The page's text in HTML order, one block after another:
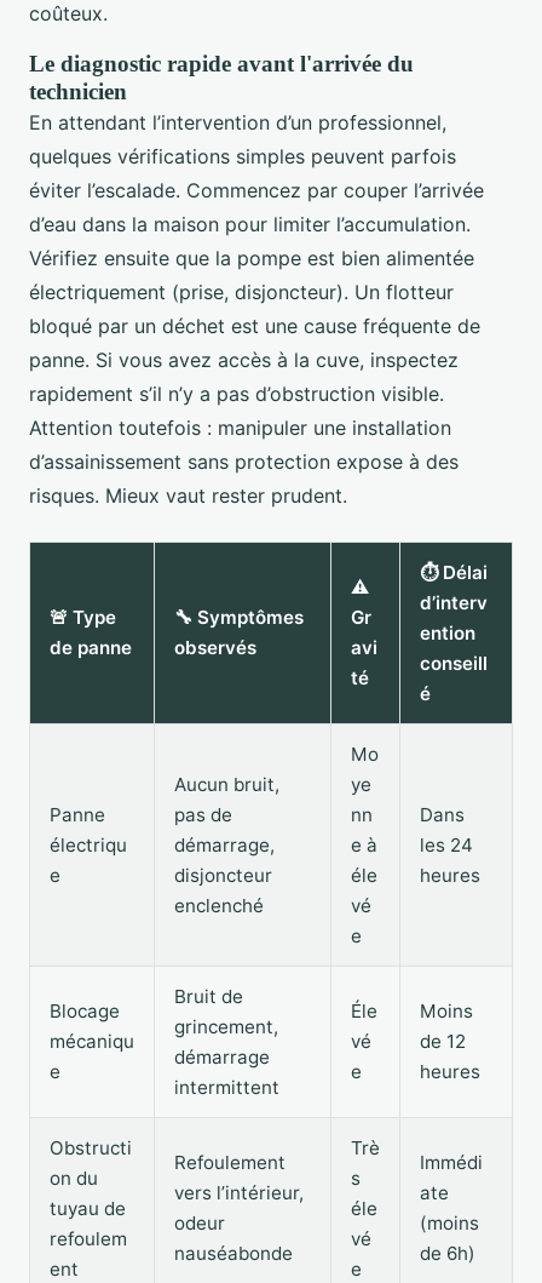
coûteux.
Le diagnostic rapide avant l'arrivée du
technicien
En attendant l’intervention d’un professionnel,
quelques vérifications simples peuvent parfois
éviter l’escalade. Commencez par couper l’arrivée
d’eau dans la maison pour limiter l’accumulation.
Vérifiez ensuite que la pompe est bien alimentée
électriquement (prise, disjoncteur). Un flotteur
bloqué par un déchet est une cause fréquente de
panne. Si vous avez accès à la cuve, inspectez
rapidement s’il n’y a pas d’obstruction visible.
Attention toutefois : manipuler une installation
d’assainissement sans protection expose à des
risques. Mieux vaut rester prudent.
🚨 Type
de panne
🔧 Symptômes
observés
⚠️
Gr
avi
té
⏱️ Délai
d’interv
ention
conseill
é
Panne
électriqu
e
Aucun bruit,
pas de
démarrage,
disjoncteur
enclenché
Mo
ye
nn
e à
éle
vé
e
Dans
les 24
heures
Blocage
mécaniqu
e
Bruit de
grincement,
démarrage
intermittent
Éle
vé
e
Moins
de 12
heures
Obstructi
on du
tuyau de
refoulem
ent
Refoulement
vers l’intérieur,
odeur
nauséabonde
Trè
s
éle
vé
e
Immédi
ate
(moins
de 6h)